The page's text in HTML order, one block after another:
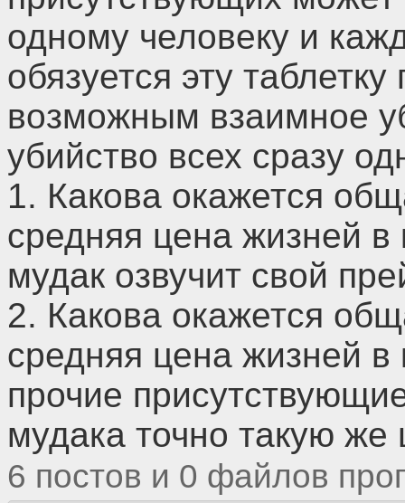
одному человеку и
обязуется эту
возможным взаимное
убийство всех сразу
1. Какова окажется
средняя цена жизней в
мудак озвучит свой
2. Какова окажется
средняя цена жизней в
прочие
мудака точно такую же
6 0